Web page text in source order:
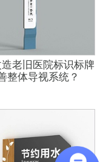
老旧医院标识标牌
整体导视系统？